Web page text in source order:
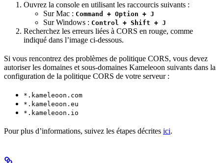
Ouvrez la console en utilisant les raccourcis suivants :
Sur Mac : Command + Option + J
Sur Windows : Control + Shift + J
Recherchez les erreurs liées à CORS en rouge, comme
indiqué dans l’image ci-dessous.
Si vous rencontrez des problèmes de politique CORS, vous devez
autoriser les domaines et sous-domaines Kameleoon suivants dans la
configuration de la politique CORS de votre serveur :
*.kameleoon.com
*.kameleoon.eu
*.kameleoon.io
Pour plus d’informations, suivez les étapes décrites ici.